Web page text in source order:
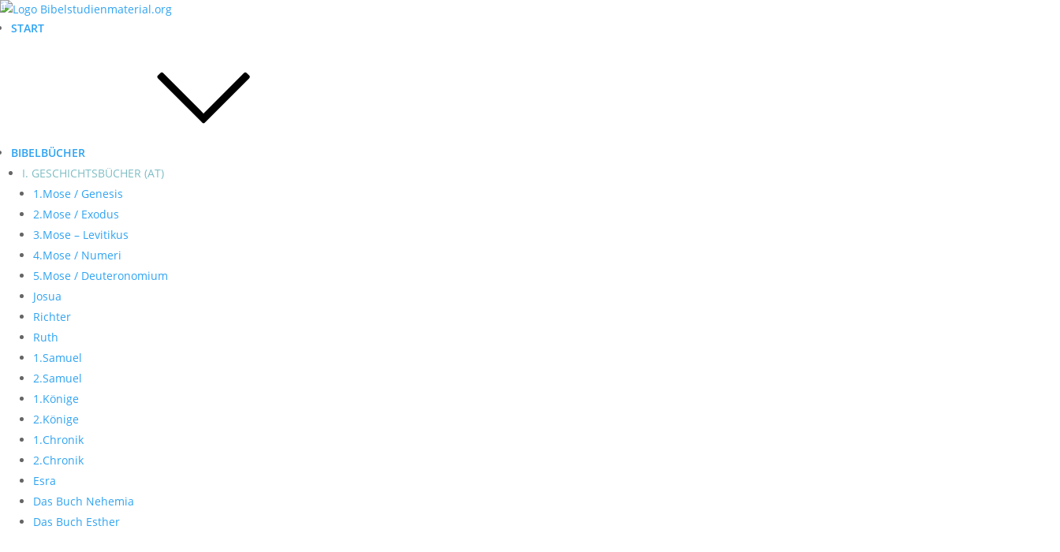
START
BIBELBÜCHER
I. GESCHICHTSBÜCHER (AT)
1.Mose / Genesis
2.Mose / Exodus
3.Mose – Levitikus
4.Mose / Numeri
5.Mose / Deuteronomium
Josua
Richter
Ruth
1.Samuel
2.Samuel
1.Könige
2.Könige
1.Chronik
2.Chronik
Esra
Das Buch Nehemia
Das Buch Esther